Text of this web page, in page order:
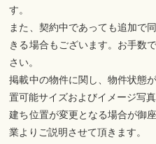
す。
また、契約中であっても追加で
きる場合もございます。お手数
さい。
掲載中の物件に関し、物件状態
置可能サイズおよびイメージ写
建ち位置が変更となる場合が御
業よりご説明させて頂きます。